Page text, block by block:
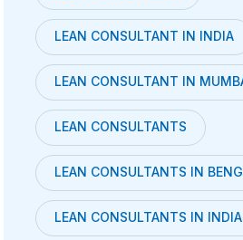
LEAN CONSULTANT IN INDIA
LEAN CONSULTANT IN
LEAN CONSULTANTS
LEAN CONSULTANTS IN
LEAN CONSULTANTS IN INDIA